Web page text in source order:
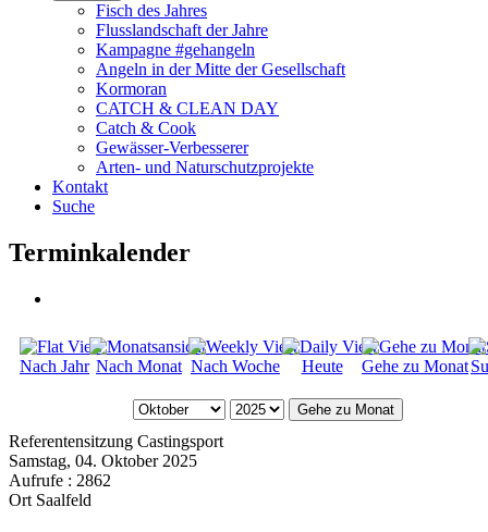
Fisch des Jahres
Flusslandschaft der Jahre
Kampagne #gehangeln
Angeln in der Mitte der Gesellschaft
Kormoran
CATCH & CLEAN DAY
Catch & Cook
Gewässer-Verbesserer
Arten- und Naturschutzprojekte
Kontakt
Suche
Terminkalender
Nach Jahr Nach Monat Nach Woche Heute Gehe zu Monat
Gehe zu Monat
Referentensitzung Castingsport
Samstag, 04. Oktober 2025
Aufrufe : 2862
Ort Saalfeld